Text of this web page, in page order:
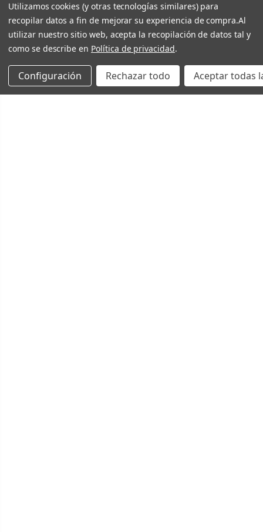
Utilizamos cookies (y otras tecnologías similares) para
recopilar datos a fin de mejorar su experiencia de compra.Al
utilizar nuestro sitio web, acepta la recopilación de datos tal y
como se describe en Política de privacidad.
Configuración Rechazar todo Aceptar todas